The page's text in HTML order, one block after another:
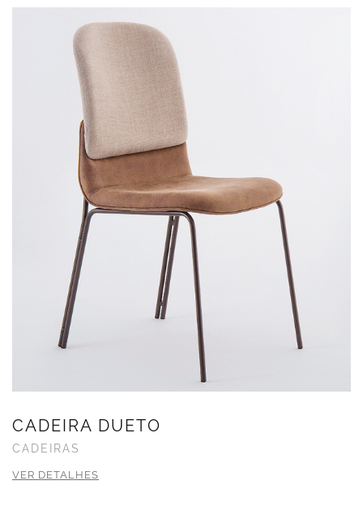
CADEIRA DUETO
CADEIRAS
VER DETALHES